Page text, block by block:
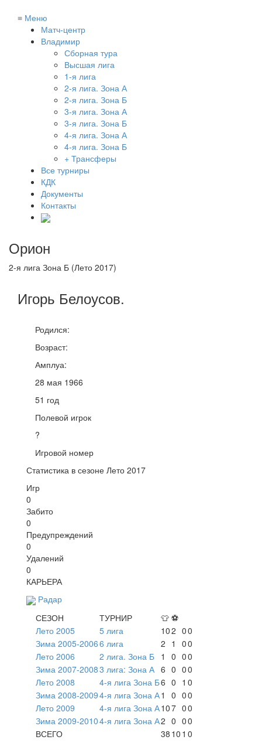
≡ Меню
Матч-центр
Владимир
Сборная тура
Высшая лига
1-я лига
2-я лига. Зона А
2-я лига. Зона Б
3-я лига. Зона А
3-я лига. Зона Б
4-я лига. Зона А
4-я лига. Зона Б
+ Трансферы
Все турниры
КДК
Документы
Контакты
Орион
2-я лига Зона Б (Лето 2017)
Игорь Белоусов.
Родился:
Возраст:
Амплуа:
28 мая 1966
51 год
Полевой игрок
?
Игровой номер
Статистика в сезоне Лето 2017
Игр
0
Забито
0
Предупреждений
0
Удалений
0
КАРЬЕРА
Радар
СЕЗОН
ТУРНИР 👕 ⚽
Лето 2005
5 лига 102 00
Зима 2005-20066 лига 2 1 00
Лето 2006
2 лига. Зона Б 1 0 00
Зима 2007-20083 лига: Зона А 6 0 00
Лето 2008
4-я лига Зона Б6 0 1 0
Зима 2008-20094-я лига Зона А1 0 00
Лето 2009
4-я лига Зона А107 00
Зима 2009-20104-я лига Зона А2 0 00
ВСЕГО
38 10 1 0